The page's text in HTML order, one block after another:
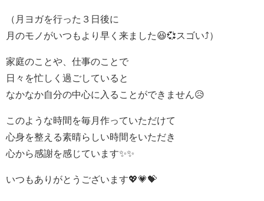
（月ヨガを行った３日後に
月のモノがいつもより早く来ました😆💞スゴい⤴）
家庭のことや、仕事のことで
日々を忙しく過ごしていると
なかなか自分の中心に入ることができません😥
このような時間を毎月作っていただけて
心身を整える素晴らしい時間をいただき
心から感謝を感じています✨✨
いつもありがとうございます💖💗💝